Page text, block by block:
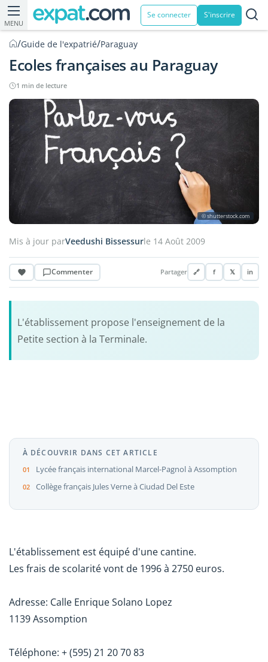
MENU
Se connecter S'inscrire
/Guide de l'expatrié/Paraguay
Ecoles françaises au Paraguay
1 min de lecture
© shutterstock.com
Mis à jour parVeedushi Bissessurle 14 Août 2009
Commenter Partager 🔗 f 𝕏 in
L'établissement propose l'enseignement de la
Petite section à la Terminale.
À DÉCOUVRIR DANS CET ARTICLE
Lycée français international Marcel-Pagnol à Assomption
Collège français Jules Verne à Ciudad Del Este
L'établissement est équipé d'une cantine.
Les frais de scolarité vont de 1996 à 2750 euros.
Adresse: Calle Enrique Solano Lopez
1139 Assomption
Téléphone: + (595) 21 20 70 83